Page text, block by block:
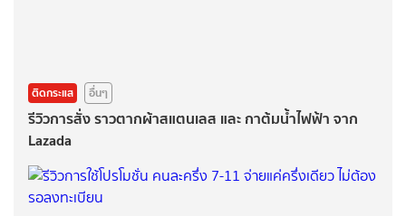
ติดกระแส อื่นๆ
รีวิวการสั่ง ราวตากผ้าสแตนเลส และ กาต้มน้ำไฟฟ้า จาก
Lazada